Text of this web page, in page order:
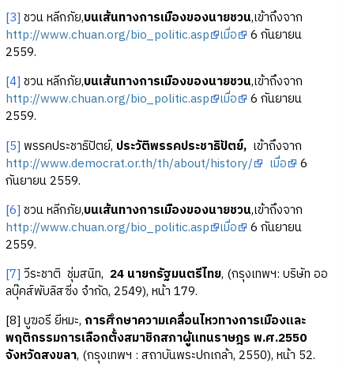
[3] ชวน หลีกภัย,บนเส้นทางการเมืองของนายชวน,เข้าถึงจาก
http://www.chuan.org/bio_politic.asp เมื่อ
6 กันยายน
2559.
[4] ชวน หลีกภัย,บนเส้นทางการเมืองของนายชวน,เข้าถึงจาก
http://www.chuan.org/bio_politic.asp เมื่อ
6 กันยายน
2559.
[5] พรรคประชาธิปัตย์, ประวัติพรรคประชาธิปัตย์,เข้าถึงจาก
http://www.democrat.or.th/th/about/history/
เมื่อ
6
กันยายน 2559.
[6] ชวน หลีกภัย,บนเส้นทางการเมืองของนายชวน,เข้าถึงจาก
http://www.chuan.org/bio_politic.asp เมื่อ
6 กันยายน
2559.
[7] วีระชาติ ชุ่มสนิท, 24 นายกรัฐมนตรีไทย, (กรุงเทพฯ: บริษัท ออ
ลบุ๊คส์พับลิสซิ่ง จำกัด, 2549), หน้า 179.
[8] บูฆอรี ยีหมะ, การศึกษาความเคลื่อนไหวทางการเมืองและ
พฤติกรรมการเลือกตั้งสมาชิกสภาผู้แทนราษฎร พ.ศ.2550
จังหวัดสงขลา, (กรุงเทพฯ : สถาบันพระปกเกล้า, 2550), หน้า 52.